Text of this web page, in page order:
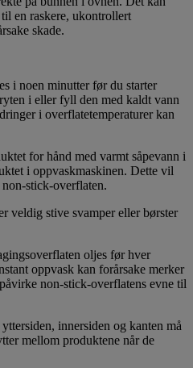
en raskere, ukontrollert
skade.
i noen minutter før du starter
i eller fyll den med kaldt vann
i overflatetemperaturer kan
for hånd med varmt såpevann i
i oppvaskmaskinen. Dette vil
stick-overflaten.
veldig stive svamper eller børster
oljes før hver
oppvask kan forårsake merker
non-stick-overflatens evne til
innersiden og kanten må
mellom produktene når de